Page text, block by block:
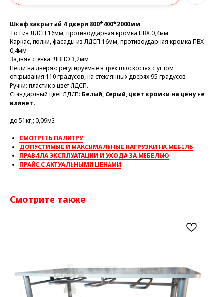
Шкаф закрытый 4 двери 800*400*2000мм
Топ из ЛДСП 16мм, противоударная кромка ПВХ 0,4мм
Каркас, полки, фасады из ЛДСП 16мм, противоударная кромка ПВХ
0,4мм
Задняя стенка: ДВПО 3,2мм
Петли на дверях: регулируемые в трех плоскостях с углом
открывания 110 градусов, на стеклянных дверях 95 градусов
Ручки: пластик в цвет ЛДСП.
Стандартный цвет ЛДСП: Белый, Серый, цвет кромки на цену не
влияет.
до 51кг,; 0,09м3
СМОТРЕТЬ ПАЛИТРУ
ДОПУСТИМЫЕ И МАКСИМАЛЬНЫЕ НАГРУЗКИ НА МЕБЕЛЬ
ПРАВИЛА ЭКСПЛУАТАЦИИ И УХОДА ЗА МЕБЕЛЬЮ
ПРАЙС С АКТУАЛЬНЫМИ ЦЕНАМИ
Смотрите также